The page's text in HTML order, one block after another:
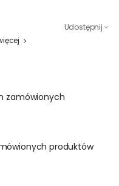
Udostępnij
zamówionych
produktów